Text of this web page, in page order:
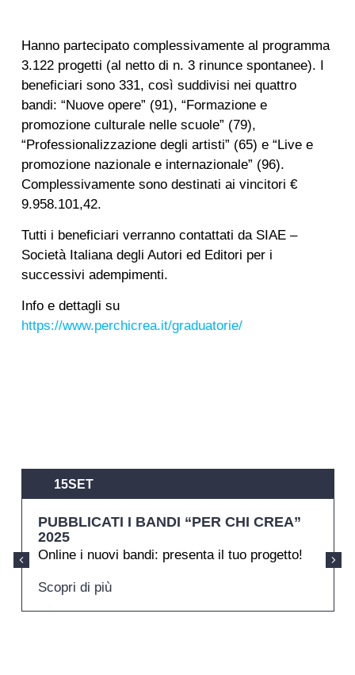
Hanno partecipato complessivamente al programma
3.122 progetti (al netto di n. 3 rinunce spontanee). I
beneficiari sono 331, così suddivisi nei quattro
bandi: “Nuove opere” (91), “Formazione e
promozione culturale nelle scuole” (79),
“Professionalizzazione degli artisti” (65) e “Live e
promozione nazionale e internazionale” (96).
Complessivamente sono destinati ai vincitori €
9.958.101,42.
Tutti i beneficiari verranno contattati da SIAE –
Società Italiana degli Autori ed Editori per i
successivi adempimenti.
Info e dettagli su
https://www.perchicrea.it/graduatorie/
15SET
PUBBLICATI I BANDI “PER CHI CREA”
2025
Online i nuovi bandi: presenta il tuo progetto!
Scopri di più